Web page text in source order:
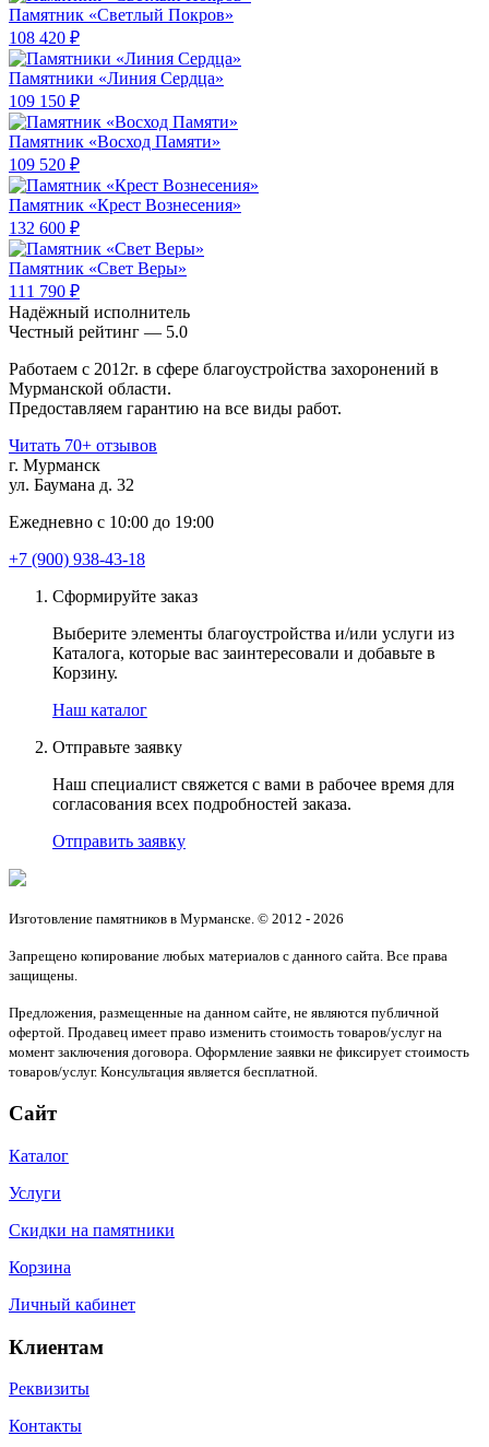
Памятник «Светлый Покров»
108 420 ₽
Памятники «Линия Сердца»
109 150 ₽
Памятник «Восход Памяти»
109 520 ₽
Памятник «Крест Вознесения»
132 600 ₽
Памятник «Свет Веры»
111 790 ₽
Надёжный исполнитель
Чеcтный рейтинг — 5.0
Работаем с 2012г. в сфере благоустройства захоронений в
Мурманской области.
Предоставляем гарантию на все виды работ.
Читать 70+ отзывов
г. Мурманск
ул. Баумана д. 32
Ежедневно с 10:00 до 19:00
+7 (900) 938-43-18
Сформируйте заказ
Выберите элементы благоустройства и/или услуги из
Каталога, которые вас заинтересовали и добавьте в
Корзину.
Наш каталог
Отправьте заявку
Наш специалист свяжется с вами в рабочее время для
согласования всех подробностей заказа.
Отправить заявку
Изготовление памятников в Мурманске. © 2012 - 2026
Запрещено копирование любых материалов с данного сайта. Все права
защищены.
Предложения, размещенные на данном сайте, не являются публичной
офертой. Продавец имеет право изменить стоимость товаров/услуг на
момент заключения договора. Оформление заявки не фиксирует стоимость
товаров/услуг. Консультация является бесплатной.
Сайт
Каталог
Услуги
Скидки на памятники
Корзина
Личный кабинет
Клиентам
Реквизиты
Контакты